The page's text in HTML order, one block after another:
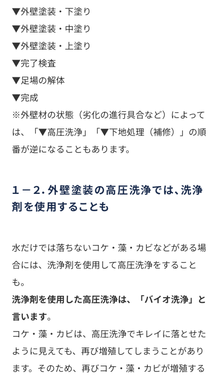
▼外壁塗装・下塗り
▼外壁塗装・中塗り
▼外壁塗装・上塗り
▼完了検査
▼足場の解体
▼完成
※外壁材の状態（劣化の進行具合など）によって
は、「▼高圧洗浄」「▼下地処理（補修）」の順
番が逆になることもあります。
１－２．外壁塗装の高圧洗浄では、洗浄
剤を使用することも
水だけでは落ちないコケ・藻・カビなどがある場
合には、洗浄剤を使用して高圧洗浄をすること
も。
洗浄剤を使用した高圧洗浄は、「バイオ洗浄」と
言います。
コケ・藻・カビは、高圧洗浄でキレイに落とせた
ように見えても、再び増殖してしまうことがあり
ます。そのため、再びコケ・藻・カビが増殖する